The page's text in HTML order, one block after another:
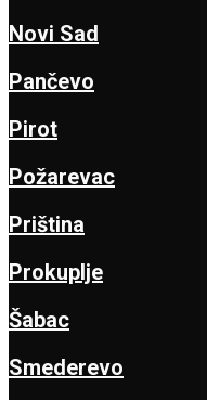
Novi Sad
Pančevo
Pirot
Požarevac
Priština
Prokuplje
Šabac
Smederevo